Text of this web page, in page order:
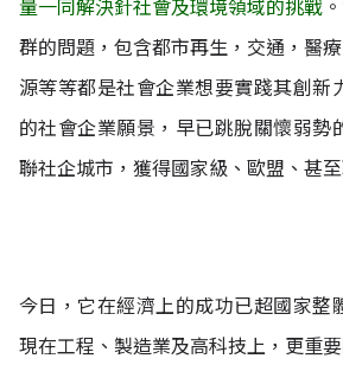
量一同解決針社會及環境領域的挑戰
群的問題，包含都市再生，交通，醫
源等等都是社會企業想要實踐其創新
的社會企業願景，早已跳脫關懷弱勢
聯社企城市，獲得國家級、歐盟、甚
今日，它在經濟上的成功已超國家整
現在工程、製造業及高科技上，更重